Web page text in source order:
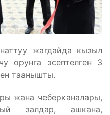
жагдайда кызыл
орунга эсептелген 3
таанышты.
жана чеберканалары,
залдар, ашкана,